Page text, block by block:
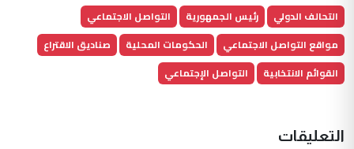
التحالف الدولي رئيس الجمهورية
التواصل الاجتماعي
مواقع التواصل الاجتماعي
الحكومات المحلية
صناديق الاقتراع
القوائم الانتخابية
التواصل الإجتماعي
التعليقات